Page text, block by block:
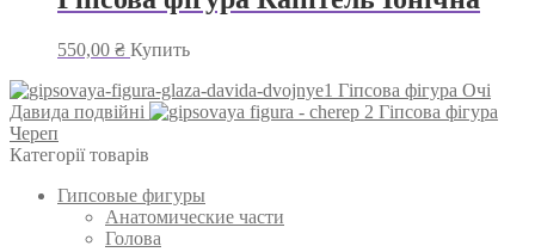
550,00 ₴ Купить
Гіпсова фігура Очі
Давида подвійні
Гіпсова фігура
Череп
Категорії товарів
Гипсовые фигуры
Анатомические части
Голова